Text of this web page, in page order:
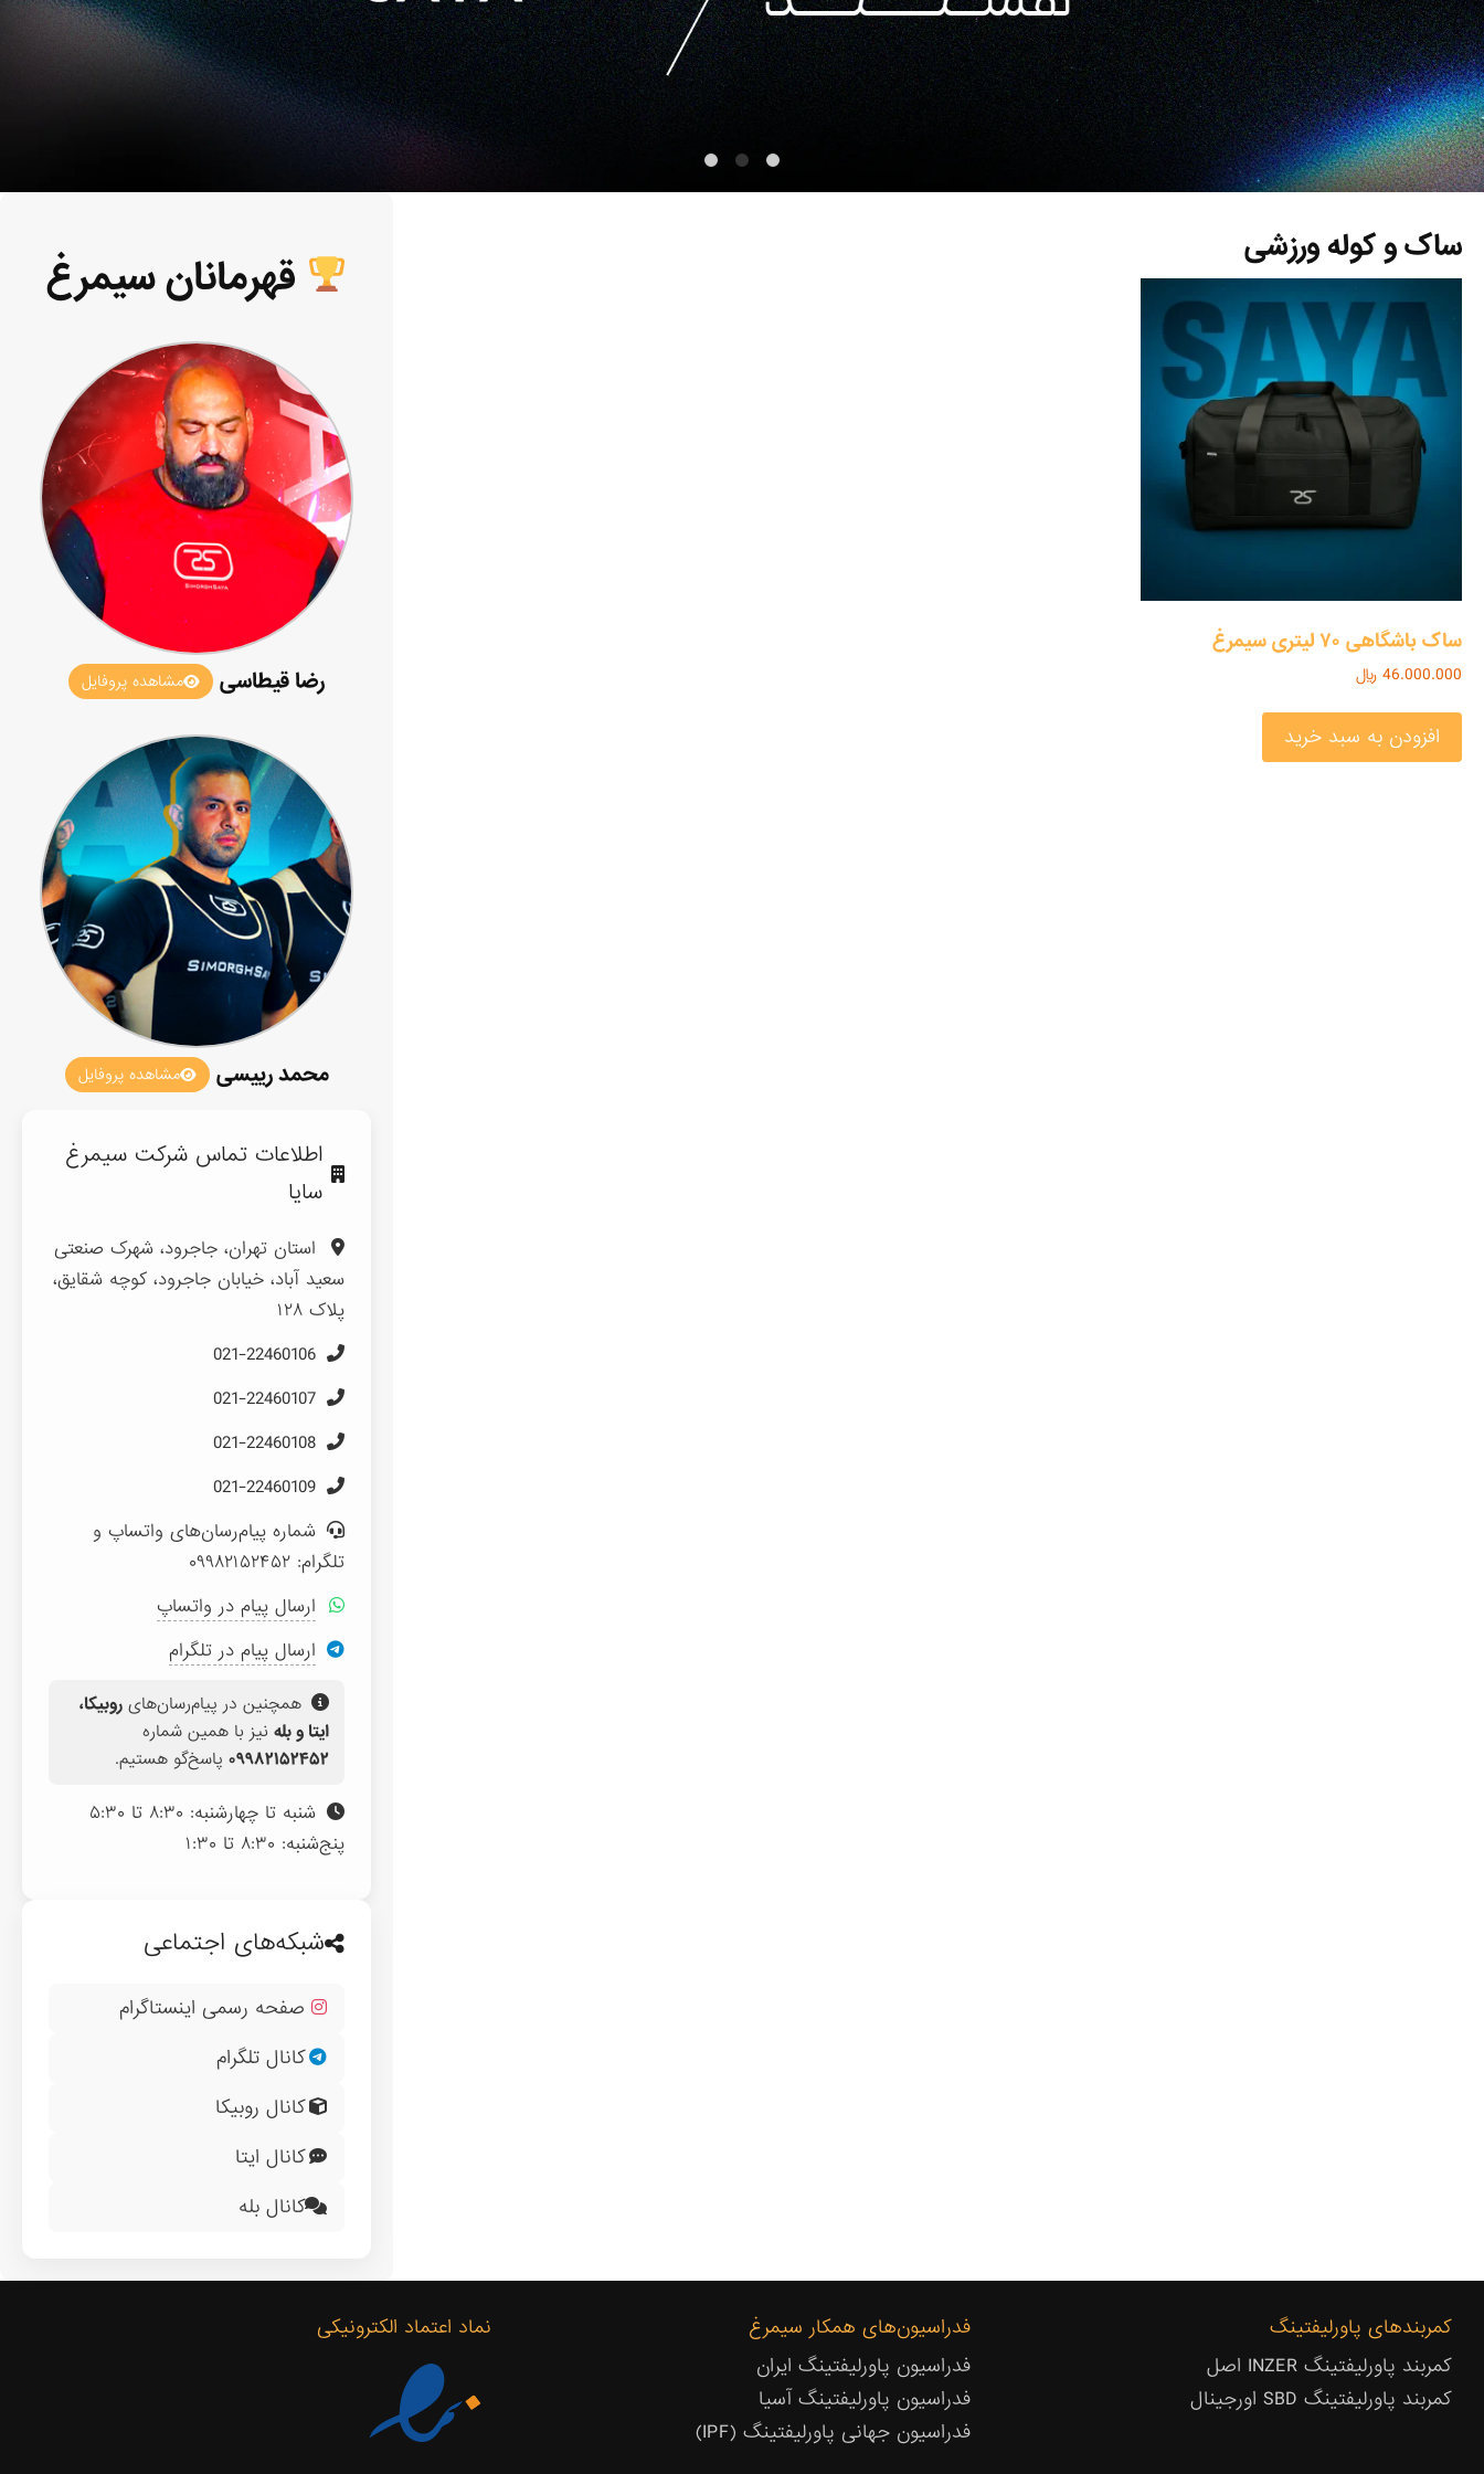
ساک و کوله ورزشی
ساک باشگاهی ۷۰ لیتری سیمرغ
46.000.000 ﷼
افزودن به سبد خرید
قهرمانان سیمرغ
رضا قیطاسی مشاهده پروفایل
محمد رییسی مشاهده پروفایل
اطلاعات تماس شرکت سیمرغ
سایا
استان تهران، جاجرود، شهرک صنعتی
سعید آباد، خیابان جاجرود، کوچه شقایق،
پلاک ۱۲۸
شماره پیام‌رسان‌های واتساپ و
تلگرام: ۰۹۹۸۲۱۵۲۴۵۲
ارسال پیام در واتساپ
ارسال پیام در تلگرام
همچنین در پیام‌رسان‌های روبیکا،
ایتا و بله نیز با همین شماره
۰۹۹۸۲۱۵۲۴۵۲ پاسخ‌گو هستیم.
شنبه تا چهارشنبه: ۸:۳۰ تا ۵:۳۰
پنج‌شنبه: ۸:۳۰ تا ۱:۳۰
شبکه‌های اجتماعی
صفحه رسمی اینستاگرام
کانال تلگرام
کانال روبیکا
کانال ایتا
کانال بله
کمربندهای پاورلیفتینگ
کمربند پاورلیفتینگ INZER اصل
کمربند پاورلیفتینگ SBD اورجینال
فدراسیون‌های همکار سیمرغ
فدراسیون پاورلیفتینگ ایران
فدراسیون پاورلیفتینگ آسیا
فدراسیون جهانی پاورلیفتینگ (IPF)
نماد اعتماد الکترونیکی